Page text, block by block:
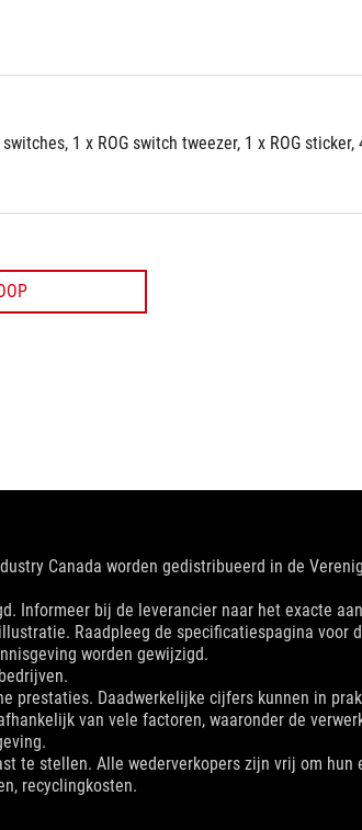
1 x ROG switch tweezer, 1 x ROG
Canada worden gedistribueerd in de
Informeer bij de leverancier naar het exacte
Raadpleeg de specificatiespagina voor
worden gewijzigd.
prestaties. Daadwerkelijke cijfers kunnen in
van vele factoren, waaronder de
te stellen. Alle wederverkopers zijn vrij om hun
recyclingkosten.